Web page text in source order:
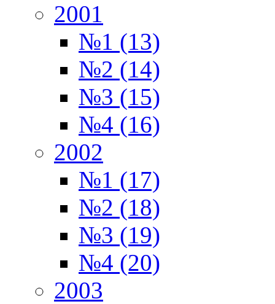
2001
№1 (13)
№2 (14)
№3 (15)
№4 (16)
2002
№1 (17)
№2 (18)
№3 (19)
№4 (20)
2003